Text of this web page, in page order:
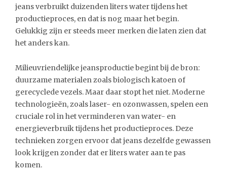
jeans verbruikt duizenden liters water tijdens het
productieproces, en dat is nog maar het begin.
Gelukkig zijn er steeds meer merken die laten zien dat
het anders kan.
Milieuvriendelijke jeansproductie begint bij de bron:
duurzame materialen zoals biologisch katoen of
gerecyclede vezels. Maar daar stopt het niet. Moderne
technologieën, zoals laser- en ozonwassen, spelen een
cruciale rol in het verminderen van water- en
energieverbruik tijdens het productieproces. Deze
technieken zorgen ervoor dat jeans dezelfde gewassen
look krijgen zonder dat er liters water aan te pas
komen.